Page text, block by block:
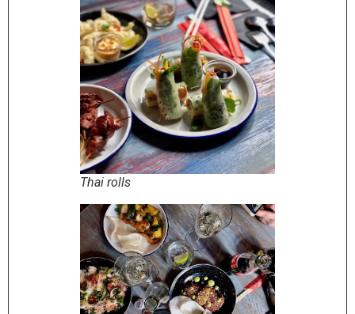
Thai rolls